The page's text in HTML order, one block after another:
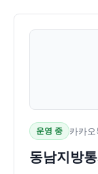
운영 중 카카오
동남지방